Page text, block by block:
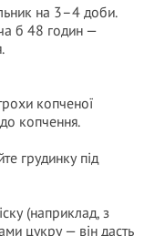
на 3–4 доби.
б 48 годин —
копченої
копчення.
грудинку під
(наприклад, з
цукру — він дасть